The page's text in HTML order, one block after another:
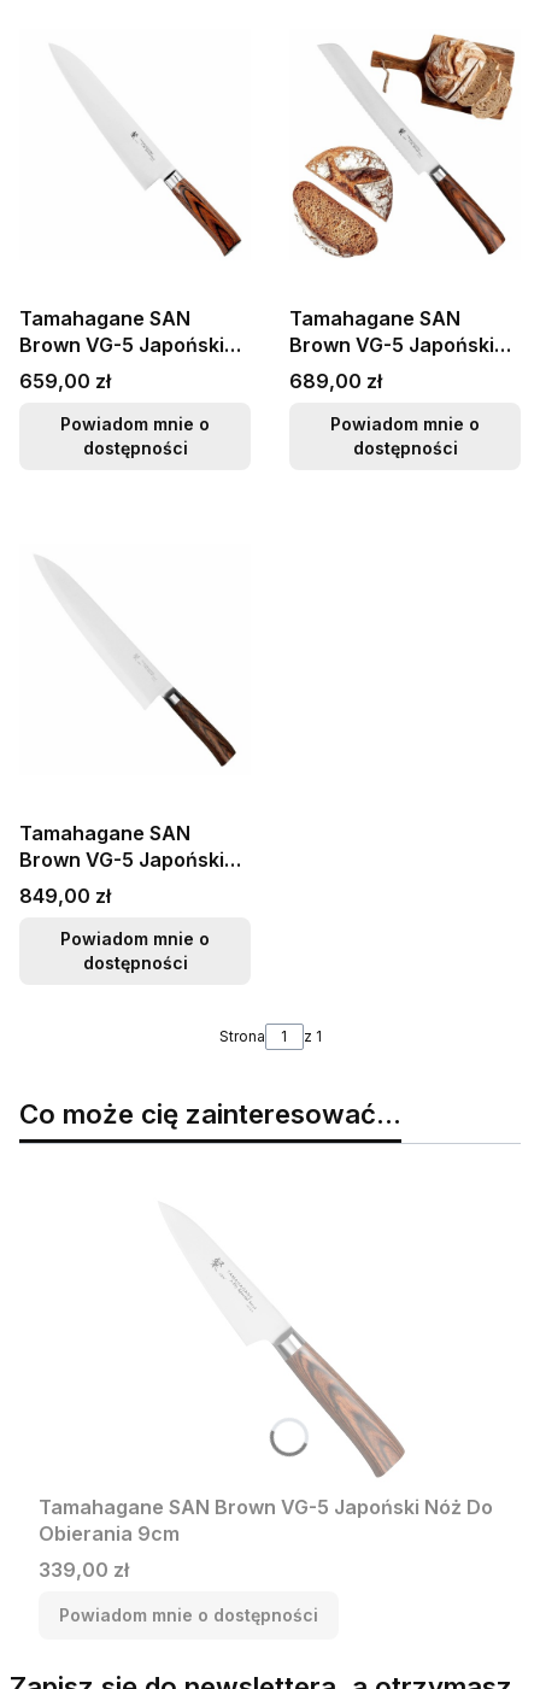
Tamahagane SAN
Brown VG-5 Japoński
Nóż Szefa Kuchni 24cm
Cena
659,00 zł
Powiadom mnie o
dostępności
Tamahagane SAN
Brown VG-5 Japoński
Ostry Nóż Do Pieczywa
Chleba Bułek 23cm
Cena
689,00 zł
Powiadom mnie o
dostępności
Tamahagane SAN
Brown VG-5 Japoński
Nóż Szefa Kuchni 27cm
Cena
849,00 zł
Powiadom mnie o
dostępności
Strona z 1
Co może cię zainteresować...
Tamahagane SAN Brown VG-5 Japoński Nóż Do
Obierania 9cm
Cena
339,00 zł
Powiadom mnie o dostępności